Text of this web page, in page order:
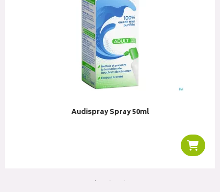
Audispray Spray 50ml